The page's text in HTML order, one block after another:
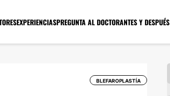
EXPERIENCIASPREGUNTA AL DOCTORANTES Y DESPUÉS
BLEFAROPLASTÍA